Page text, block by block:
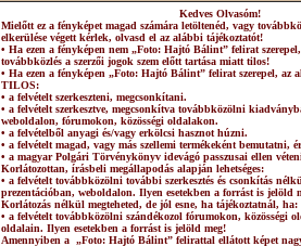
Kedves Olvasóm!
Mielőtt ez a fényképet magad számára letöltenéd, vagy
elkerülése végett kérlek, olvasd el az alábbi tájékoztatót!
• Ha ezen a fényképen nem „Foto: Hajtó Bálint” felirat
továbbközlés a szerzői jogok szem előtt tartása miatt tilos!
• Ha ezen a fényképen „Foto: Hajtó Bálint” felirat szerepel, az
TILOS:
• a felvételt szerkeszteni, megcsonkítani.
• a felvételt szerkesztve, megcsonkítva továbbközölni
weboldalon, fórumokon, közösségi oldalakon.
• a felvételből anyagi és/vagy erkölcsi hasznot húzni.
• a felvételt magad, vagy más szellemi termékeként bemutatni,
• a magyar Polgári Törvénykönyv idevágó passzusai ellen
Korlátozottan, írásbeli megállapodás alapján lehetséges:
• a felvételt továbbközölni további szerkesztés és csonkítás
prezentációban, weboldalon. Ilyen esetekben a forrást is jelöld
Korlátozás nélkül megteheted, de jól esne, ha tájékoztatnál, ha:
• a felvételt továbbközölni szándékozol fórumokon, közösségi
oldalain. Ilyen esetekben a forrást is jelöld meg!
Amennyiben a „Foto: Hajtó Bálint” felirattal ellátott képet